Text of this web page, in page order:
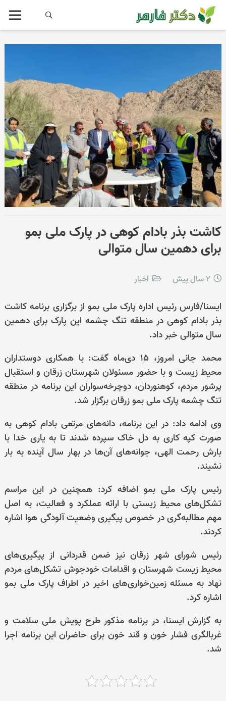
کاشت بذر بادام کوهی در پارک ملی بمو
برای دهمین سال متوالی
2 سال پیش اخبار
ایسنا/فارسرئیس اداره پارک ملی بمو از برگزاری برنامه کاشت
بذر بادام کوهی در منطقه تنگ چشمه این پارک برای دهمین
سال متوالی خبر داد.
محمد جانی امروز، ۱۵ دی‌ماه گفت: با همکاری دوستداران
محیط زیست و با حضور مسئولان شهرستان زرقان و استقبال
پرشور مردم، کوهنوردان، دوچرخه‌سواران این برنامه در منطقه
تنگ چشمه پارک ملی بمو زرقان برگزار شد.
وی ادامه داد: در این برنامه، دانه‌های مرتعی بادام کوهی به
صورت کپه کاری به دل خاک سپرده شدند تا به یاری خدا با
بارش رحمت الهی، جوانه‌های آن‌ها در بهار سال آینده به بار
نشیند.
رئیس پارک ملی بمو اضافه کرد: همچنین در این مراسم
تشکل‌های محیط زیستی با ارائه عملکرد و فعالیت، به اصل
مهم مطالبه‌گری در خصوص پیگیری وضعیت آلودگی هوا اشاره
کردند.
رئیس شورای شهر زرقان نیز ضمن قدردانی از پیگیری‌های
محیط زیست شهرستان و اقدامات خودجوش تشکل‌های مردم
نهاد به مسئله زمین‌خواری‌های اخیر در اطراف پارک ملی بمو
اشاره کرد.
به گزارش ایسنا، در برنامه مذکور طرح پویش ملی سلامت و
غربالگری فشار خون و قند خون برای حاضران این برنامه اجرا
شد.